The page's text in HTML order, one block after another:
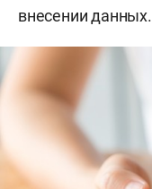
внесении данных.